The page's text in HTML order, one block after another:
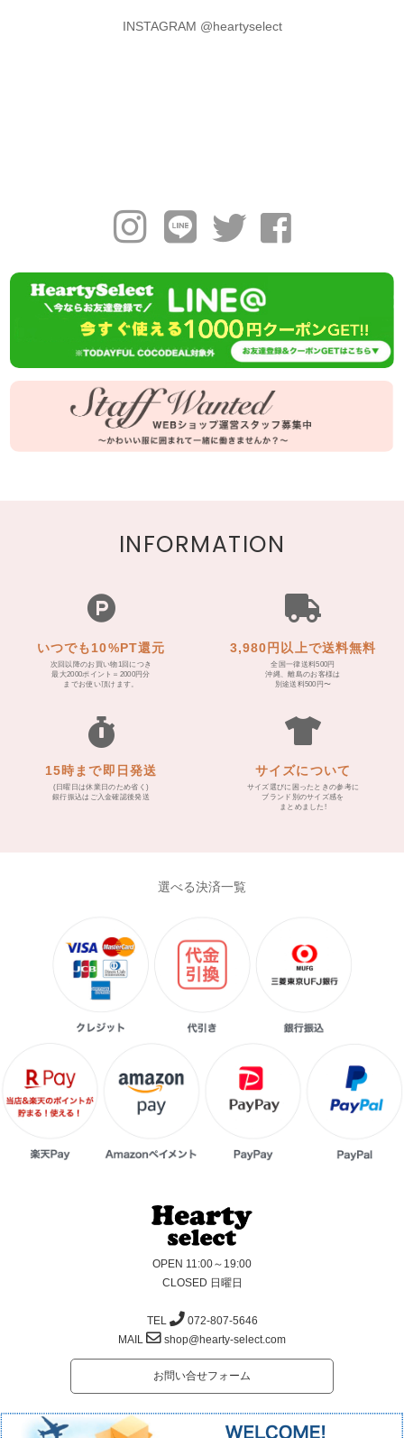
INSTAGRAM @heartyselect
INFORMATION
いつでも10%PT還元
次回以降のお買い物1回につき
最大2000ポイント＝2000円分
までお使い頂けます。
3,980円以上で送料無料
全国一律送料500円
沖縄、離島のお客様は
別途送料500円〜
15時まで即日発送
(日曜日は休業日のため省く)
銀行振込はご入金確認後発送
サイズについて
サイズ選びに困ったときの参考に
ブランド別のサイズ感を
まとめました!
選べる決済一覧
OPEN 11:00～19:00
CLOSED 日曜日
TEL
072-807-5646
MAIL
shop@hearty-select.com
お問い合せフォーム